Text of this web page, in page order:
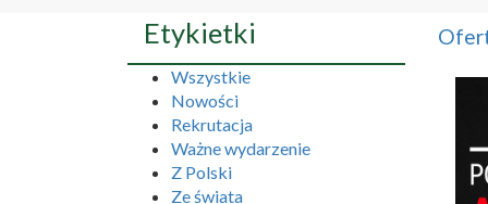
Etykietki
Wszystkie
Nowości
Rekrutacja
Ważne wydarzenie
Z Polski
Ze świata